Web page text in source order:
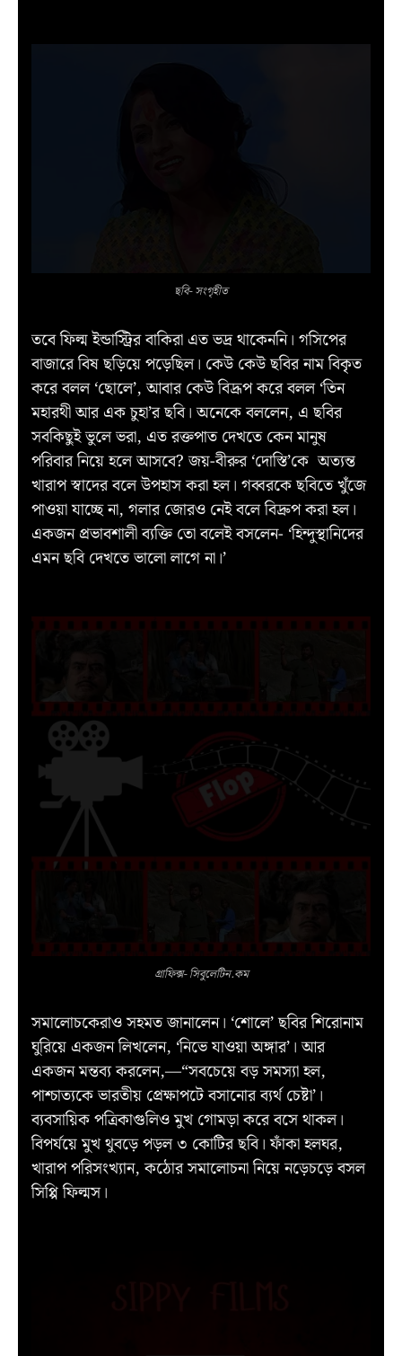
ছবি- সংগৃহীত
তবে ফিল্ম ইন্ডাস্ট্রির বাকিরা এত ভদ্র থাকেননি। গসিপের
বাজারে বিষ ছড়িয়ে পড়েছিল। কেউ কেউ ছবির নাম বিকৃত
করে বলল ‘ছোলে’, আবার কেউ বিদ্রূপ করে বলল ‘তিন
মহারথী আর এক চুহা’র ছবি। অনেকে বললেন, এ ছবির
সবকিছুই ভুলে ভরা, এত রক্তপাত দেখতে কেন মানুষ
পরিবার নিয়ে হলে আসবে? জয়-বীরুর ‘দোস্তি’কে অত্যন্ত
খারাপ স্বাদের বলে উপহাস করা হল। গব্বরকে ছবিতে খুঁজে
পাওয়া যাচ্ছে না, গলার জোরও নেই বলে বিদ্রুপ করা হল।
একজন প্রভাবশালী ব্যক্তি তো বলেই বসলেন- ‘হিন্দুস্থানিদের
এমন ছবি দেখতে ভালো লাগে না।’
গ্রাফিক্স- সিবুলেটিন.কম
সমালোচকেরাও সহমত জানালেন। ‘শোলে’ ছবির শিরোনাম
ঘুরিয়ে একজন লিখলেন, ‘নিভে যাওয়া অঙ্গার’। আর
একজন মন্তব্য করলেন,—“সবচেয়ে বড় সমস্যা হল,
পাশ্চাত্যকে ভারতীয় প্রেক্ষাপটে বসানোর ব্যর্থ চেষ্টা’।
ব্যবসায়িক পত্রিকাগুলিও মুখ গোমড়া করে বসে থাকল।
বিপর্যয়ে মুখ থুবড়ে পড়ল ৩ কোটির ছবি। ফাঁকা হলঘর,
খারাপ পরিসংখ্যান, কঠোর সমালোচনা নিয়ে নড়েচড়ে বসল
সিপ্পি ফিল্মস।